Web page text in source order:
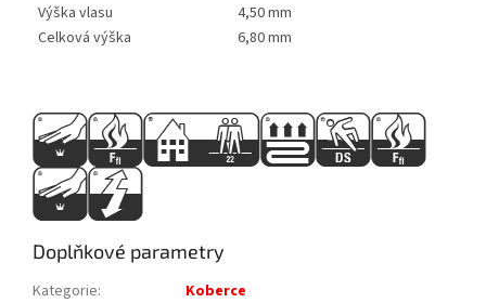
Výška vlasu
4,50 mm
Celková výška
6,80 mm
Doplňkové parametry
Kategorie:
Koberce